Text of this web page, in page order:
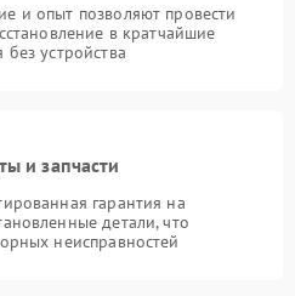
и опыт позволяют провести
в кратчайшие
устройства
и запчасти
гарантия на
детали, что
неисправностей